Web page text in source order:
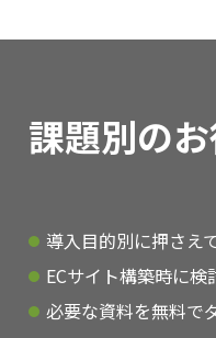
課題別の
導入目的別に押さえ
ECサイト構築時に
必要な資料を無料で